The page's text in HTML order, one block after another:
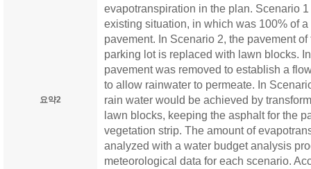
요약2
evapotranspiration in the plan. Scenario
existing situation, in which was 100% of
pavement. In Scenario 2, the pavement
parking lot is replaced with lawn blocks.
pavement was removed to establish a
to allow rainwater to permeate. In
rain water would be achieved by
lawn blocks, keeping the asphalt for the
vegetation strip. The amount of
analyzed with a water budget analysis
meteorological data for each scenario.